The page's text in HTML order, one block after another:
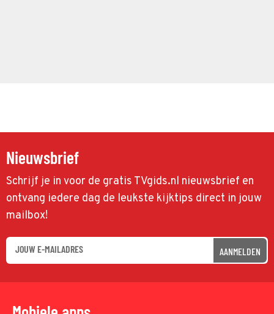
Nieuwsbrief
Schrijf je in voor de gratis TVgids.nl nieuwsbrief en
ontvang iedere dag de leukste kijktips direct in jouw
mailbox!
AANMELDEN